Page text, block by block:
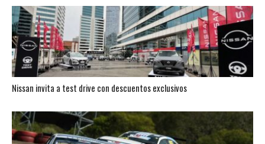
Nissan invita a test drive con descuentos exclusivos